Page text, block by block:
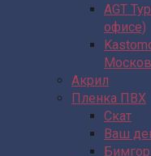
AGT
офисе)
Акрил
Пленка ПВХ
Скат
Ваш
Бимгор